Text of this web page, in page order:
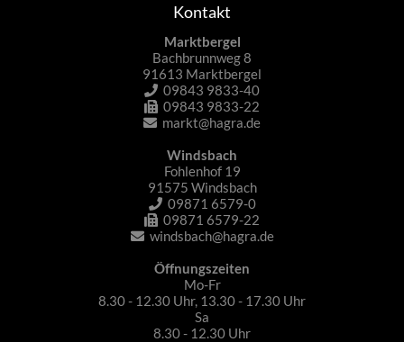
Kontakt
Marktbergel
Bachbrunnweg 8
91613 Marktbergel
09843 9833-40
09843 9833-22
markt@hagra.de
Windsbach
Fohlenhof 19
91575 Windsbach
09871 6579-0
09871 6579-22
windsbach@hagra.de
Öffnungszeiten
Mo-Fr
8.30 - 12.30 Uhr, 13.30 - 17.30 Uhr
Sa
8.30 - 12.30 Uhr